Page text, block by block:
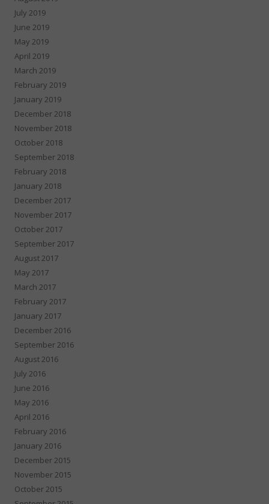
July 2019
June 2019
May 2019
April 2019
March 2019
February 2019
January 2019
December 2018
November 2018
October 2018
September 2018
February 2018
January 2018
December 2017
November 2017
October 2017
September 2017
August 2017
May 2017
March 2017
February 2017
January 2017
December 2016
September 2016
August 2016
July 2016
June 2016
May 2016
April 2016
February 2016
January 2016
December 2015
November 2015
October 2015